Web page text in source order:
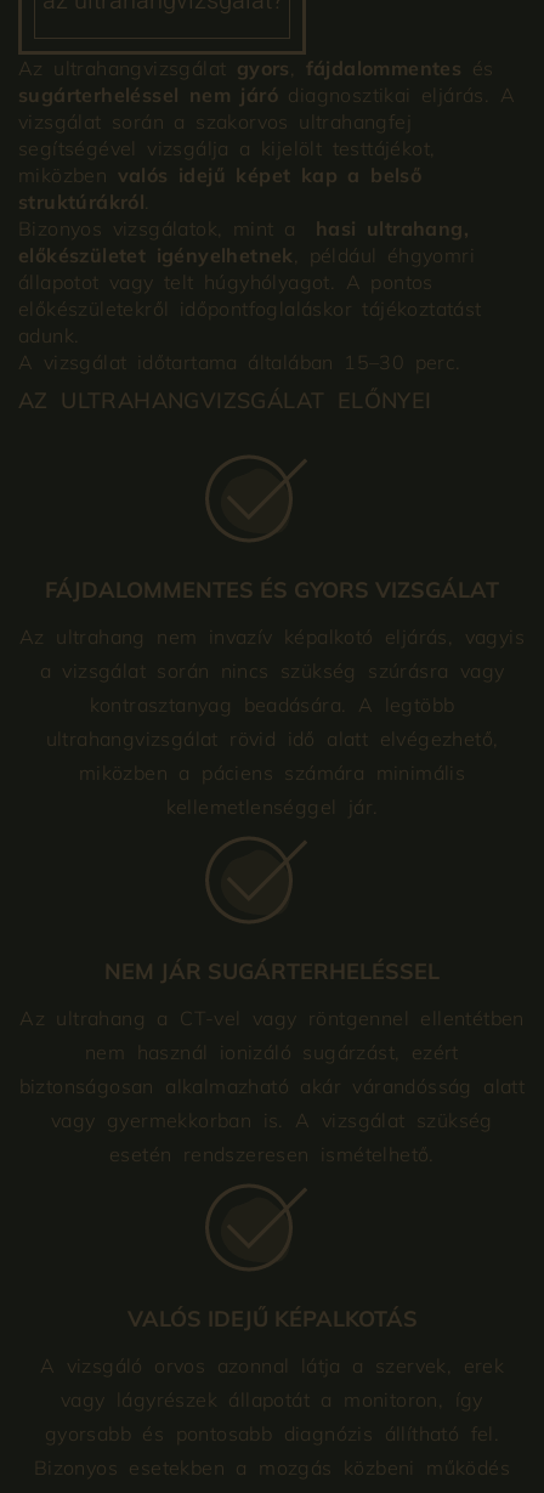
Az ultrahangvizsgálat gyors fájdalommentes és
sugárterheléssel nem járó diagnosztikai eljárás. A
vizsgálat során a szakorvos ultrahangfej
segítségével vizsgálja a kijelölt testtájékot,
miközben valós idejű képet kap a belső
struktúrákról
Bizonyos vizsgálatok, mint a hasi ultrahang,
előkészületet igényelhetnek , például éhgyomri
állapotot vagy telt húgyhólyagot. A pontos
előkészületekről időpontfoglaláskor tájékoztatást
adunk.
A vizsgálat időtartama általában 15–30 perc.
AZ ULTRAHANGVIZSGÁLAT ELŐNYEI
FÁJDALOMMENTES ÉS GYORS VIZSGÁLAT
Az ultrahang nem invazív képalkotó eljárás, vagyis
a vizsgálat során nincs szükség szúrásra vagy
kontrasztanyag beadására. A legtöbb
ultrahangvizsgálat rövid idő alatt elvégezhető,
miközben a páciens számára minimális
kellemetlenséggel jár.
NEM JÁR SUGÁRTERHELÉSSEL
Az ultrahang a CT-vel vagy röntgennel ellentétben
nem használ ionizáló sugárzást, ezért
biztonságosan alkalmazható akár várandósság alatt
vagy gyermekkorban is. A vizsgálat szükség
esetén rendszeresen ismételhető.
VALÓS IDEJŰ KÉPALKOTÁS
A vizsgáló orvos azonnal látja a szervek, erek
vagy lágyrészek állapotát a monitoron, így
gyorsabb és pontosabb diagnózis állítható fel.
Bizonyos esetekben a mozgás közbeni működés